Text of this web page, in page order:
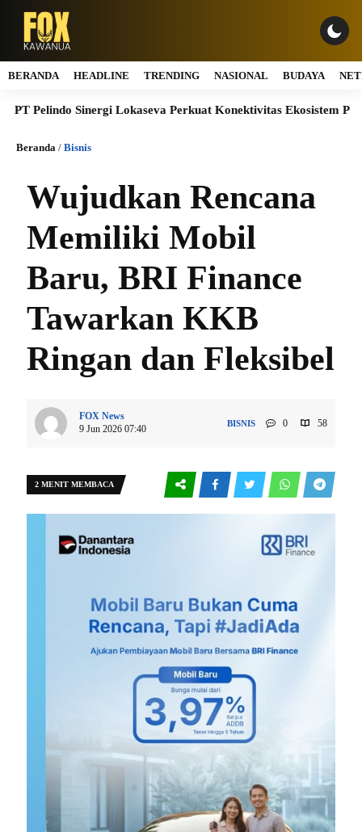
BERANDA HEADLINE TRENDING NASIONAL BUDAYA
Sinergi Lokaseva Perkuat Konektivitas Ekosistem Pelabuhan
Beranda / Bisnis
Wujudkan Rencana
Memiliki Mobil
Baru, BRI Finance
Tawarkan KKB
Ringan dan Fleksibel
FOX News
9 Jun 2026 07:40
BISNIS 0 58
2 MENIT MEMBACA